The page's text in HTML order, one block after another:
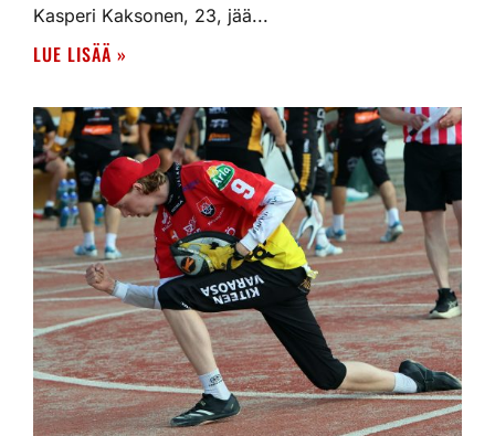
Kasperi Kaksonen, 23, jää...
LUE LISÄÄ »